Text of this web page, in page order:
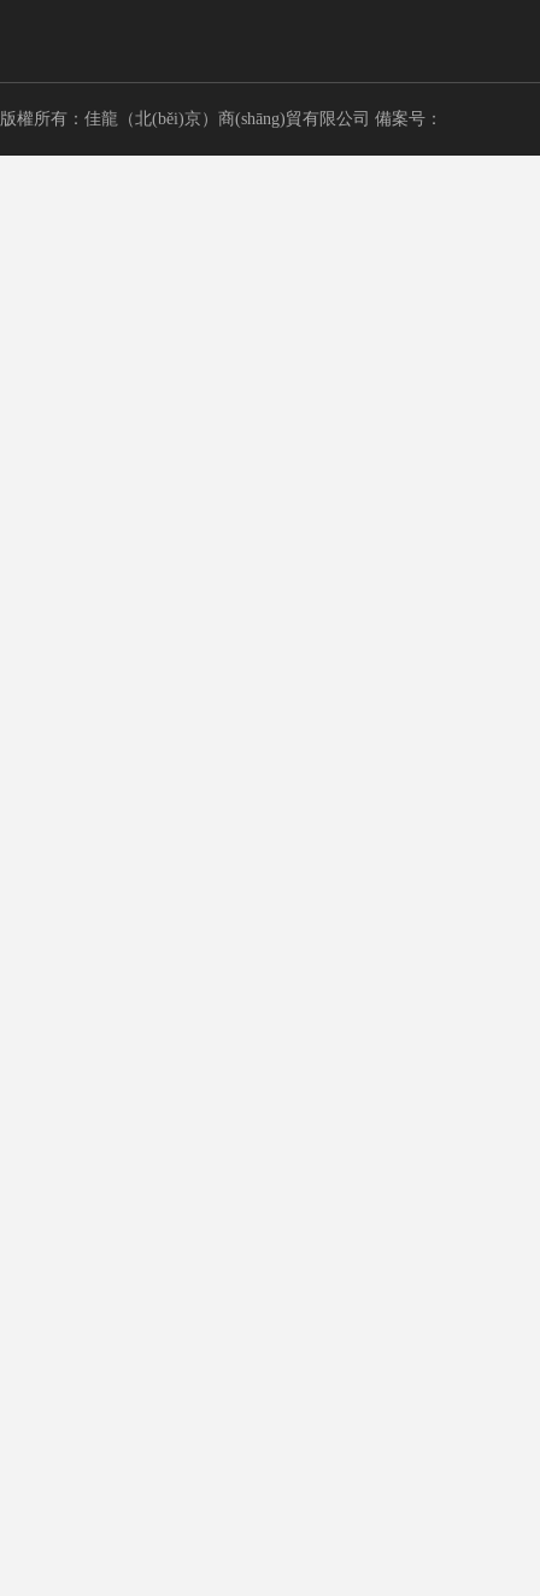
版權所有：佳龍（北(běi)京）商(shāng)貿有限公司 備案号：